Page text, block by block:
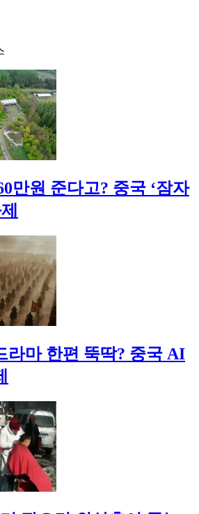
만원 준다고? 중국 ‘잠자
라마 한편 뚝딱? 중국 AI